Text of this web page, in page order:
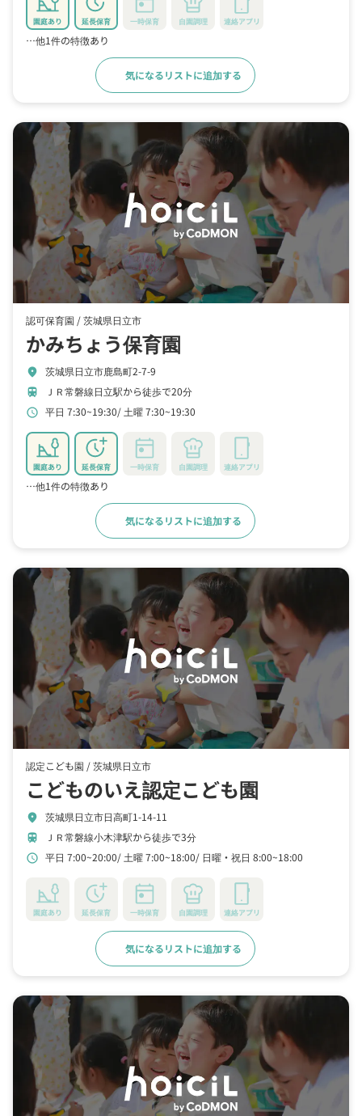
園庭あり 延長保育 一時保育 自園調理 連絡アプリ
…他1件の特徴あり
気になるリストに追加する
認可保育園 /茨城県日立市
かみちょう保育園
location_on 茨城県日立市鹿島町2-7-9
train ＪＲ常磐線日立駅から徒歩で20分
schedule 平日 7:30~19:30 土曜 7:30~19:30
園庭あり 延長保育 一時保育 自園調理 連絡アプリ
…他1件の特徴あり
気になるリストに追加する
認定こども園 /茨城県日立市
こどものいえ認定こども園
location_on 茨城県日立市日高町1-14-11
train ＪＲ常磐線小木津駅から徒歩で3分
schedule 平日 7:00~20:00 土曜 7:00~18:00 日曜・祝日 8:00~18:00
園庭あり 延長保育 一時保育 自園調理 連絡アプリ
気になるリストに追加する